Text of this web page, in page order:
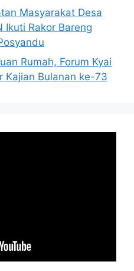
Masyarakat Desa
Ikuti Rakor Bareng
Rumah, Forum Kyai
Kajian Bulanan ke-73